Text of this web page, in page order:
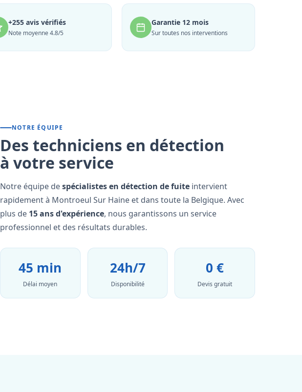
+255 avis vérifiés
Note moyenne 4.8/5
Garantie 12 mois
Sur toutes nos interventions
NOTRE ÉQUIPE
Des techniciens en détection
à votre service
Notre équipe despécialistes en détection de fuite intervient
rapidement à Montroeul Sur Haine et dans toute la Belgique. Avec
plus de 15 ans d'expérience, nous garantissons un service
professionnel et des résultats durables.
45 min
Délai moyen
24h/7
Disponibilité
0 €
Devis gratuit